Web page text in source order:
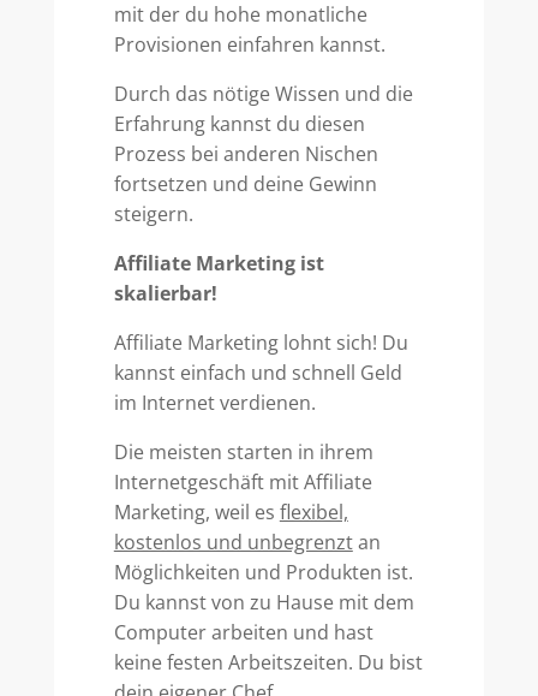
mit der du hohe monatliche
Provisionen einfahren kannst.
Durch das nötige Wissen und die
Erfahrung kannst du diesen
Prozess bei anderen Nischen
fortsetzen und deine Gewinn
steigern.
Affiliate Marketing ist
skalierbar!
Affiliate Marketing lohnt sich! Du
kannst einfach und schnell Geld
im Internet verdienen.
Die meisten starten in ihrem
Internetgeschäft mit Affiliate
Marketing, weil es flexibel,
kostenlos und unbegrenztan
Möglichkeiten und Produkten ist.
Du kannst von zu Hause mit dem
Computer arbeiten und hast
keine festen Arbeitszeiten. Du bist